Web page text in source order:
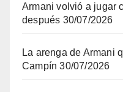
Armani volvió a jugar
después 30/07/2026
La arenga de Armani
Campín 30/07/2026